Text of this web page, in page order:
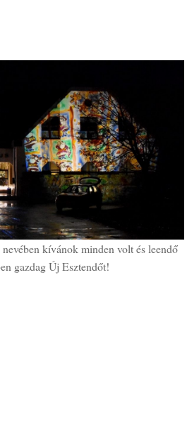
kívánok minden volt és leendő
gazdag Új Esztendőt!